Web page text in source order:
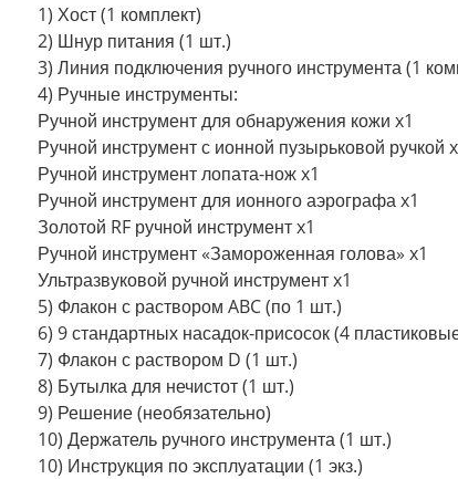
1) Хост (1 комплект)
2) Шнур питания (1 шт.)
3) Линия подключения ручного инструмента (1
4) Ручные инструменты:
Ручной инструмент для обнаружения кожи x1
Ручной инструмент с ионной пузырьковой ручкой
Ручной инструмент лопата-нож x1
Ручной инструмент для ионного аэрографа x1
Золотой RF ручной инструмент x1
Ручной инструмент «Замороженная голова» x1
Ультразвуковой ручной инструмент x1
5) Флакон с раствором ABC (по 1 шт.)
6) 9 стандартных насадок-присосок (4
7) Флакон с раствором D (1 шт.)
8) Бутылка для нечистот (1 шт.)
9) Решение (необязательно)
10) Держатель ручного инструмента (1 шт.)
10) Инструкция по эксплуатации (1 экз.)